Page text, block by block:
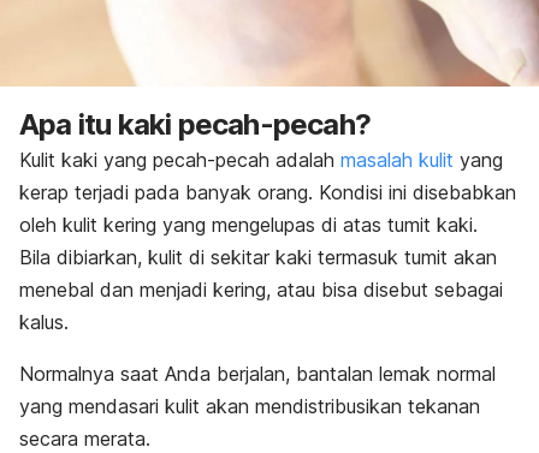
Apa itu kaki pecah-pecah?
Kulit kaki yang pecah-pecah adalah masalah kulit yang
kerap terjadi pada banyak orang. Kondisi ini disebabkan
oleh kulit kering yang mengelupas di atas tumit kaki.
Bila dibiarkan, kulit di sekitar kaki termasuk tumit akan
menebal dan menjadi kering, atau bisa disebut sebagai
kalus.
Normalnya saat Anda berjalan, bantalan lemak normal
yang mendasari kulit akan mendistribusikan tekanan
secara merata.